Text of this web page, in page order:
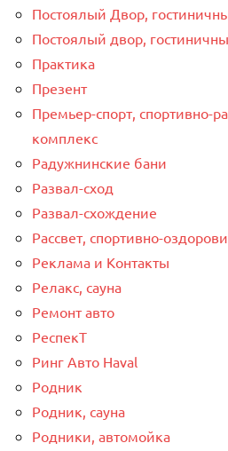
Постоялый Двор,
Постоялый двор,
Практика
Презент
Премьер-спорт, спортивно-
комплекс
Радужнинские бани
Развал-сход
Развал-схождение
Рассвет, спортивно-
Реклама и Контакты
Релакс, сауна
Ремонт авто
РеспекТ
Ринг Авто Haval
Родник
Родник, сауна
Родники, автомойка